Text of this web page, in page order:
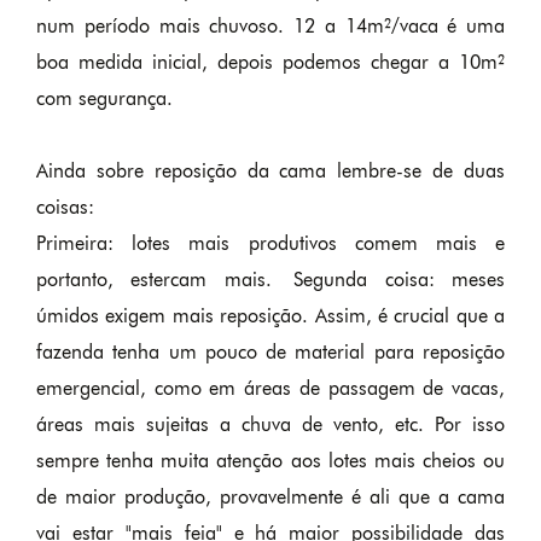
num período mais chuvoso. 12 a 14m²/vaca é uma
boa medida inicial, depois podemos chegar a 10m²
com segurança.
Ainda sobre reposição da cama lembre-se de duas
coisas:
Primeira: lotes mais produtivos comem mais e
portanto, estercam mais. Segunda coisa: meses
úmidos exigem mais reposição. Assim, é crucial que a
fazenda tenha um pouco de material para reposição
emergencial, como em áreas de passagem de vacas,
áreas mais sujeitas a chuva de vento, etc. Por isso
sempre tenha muita atenção aos lotes mais cheios ou
de maior produção, provavelmente é ali que a cama
vai estar "mais feia" e há maior possibilidade das